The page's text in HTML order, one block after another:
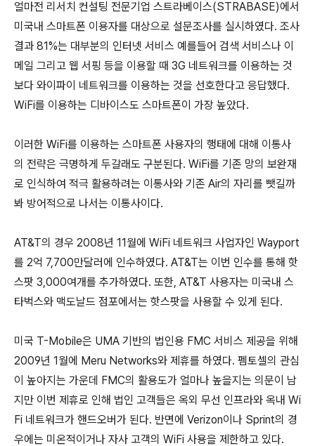
얼마전 리서치 컨설팅 전문기업 스트라베이스(STRABASE)에서
미국내 스마트폰 이용자를 대상으로 설문조사를 실시하였다. 조사
결과 81%는 대부분의 인터넷 서비스 예를들어 검색 서비스나 이
메일 그리고 웹 서핑 등을 이용할 때 3G 네트워크를 이용하는 것
보다 와이파이 네트워크를 이용하는 것을 선호한다고 응답했다.
WiFi를 이용하는 디바이스도 스마트폰이 가장 높았다.
이러한 WiFi를 이용하는 스마트폰 사용자의 행태에 대해 이통사
의 전략은 극명하게 두갈래도 구분된다. WiFi를 기존 망의 보완재
로 인식하여 적극 활용하려는 이통사와 기존 Air의 자리를 뺏길까
봐 방어적으로 나서는 이통사이다.
AT&T의 경우 2008년 11월에 WiFi 네트워크 사업자인 Wayport
를 2억 7,700만달러에 인수하였다. AT&T는 이번 인수를 통해 핫
스팟 3,000여개를 추가하였다. 또한, AT&T 사용자는 미국내 스
타벅스와 맥도날드 점포에서는 핫스팟을 사용할 수 있게 된다.
미국 T-Mobile은 UMA 기반의 법인용 FMC 서비스 제공을 위해
2009년 1월에 Meru Networks와 제휴를 하였다. 펨토셀의 관심
이 높아지는 가운데 FMC의 활용도가 얼마나 높을지는 의문이 남
지만 이번 제휴로 인해 법인 고객들은 옥외 무선 인프라와 옥내 Wi
Fi 네트워크가 핸드오버가 된다. 반면에 Verizon이나 Sprint의 경
우에는 미온적이거나 자사 고객의 WiFi 사용을 제한하고 있다.